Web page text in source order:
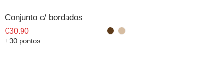
Conjunto c/ bordados
€30.90
+30 pontos